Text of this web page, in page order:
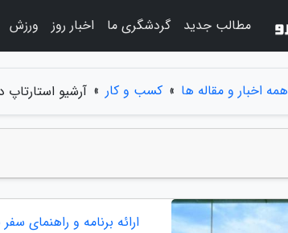
همه اخبار و مقاله ها » کسب و کار » آرشیو استارتاپ
ارائه برنامه و راهنمای
مطالب جدید گردشگری ما اخبار روز ورزش